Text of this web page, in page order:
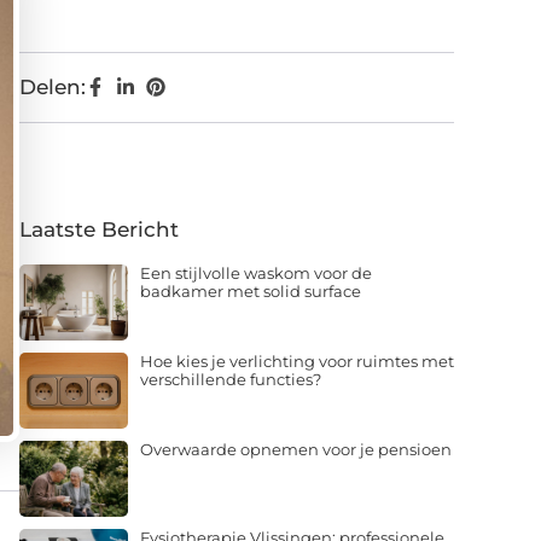
Delen:
Laatste Bericht
Een stijlvolle waskom voor de
badkamer met solid surface
Hoe kies je verlichting voor ruimtes met
verschillende functies?
Overwaarde opnemen voor je pensioen